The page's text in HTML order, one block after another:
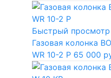
Быстрый просмотр
Газовая колонка
WR 10-2 P 65 000